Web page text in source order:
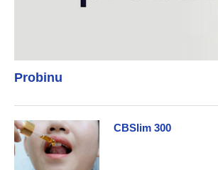
Probinu
CBSlim 300